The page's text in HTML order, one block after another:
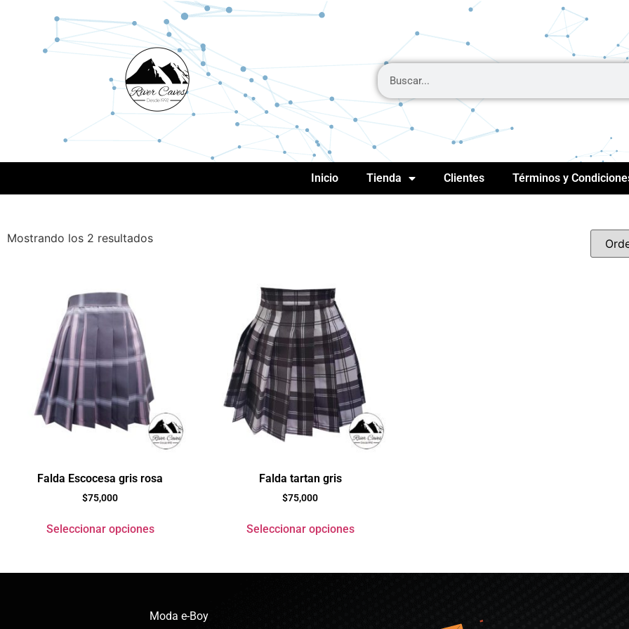
Inicio Tienda Clientes Términos y
Mostrando los 2 resultados
Falda Escocesa gris rosa
$75,000
Seleccionar opciones
Falda tartan gris
$75,000
Seleccionar opciones
Moda e-Boy